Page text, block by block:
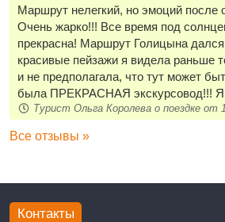
Маршрут нелегкий, но эмоций после
Очень жарко!!! Все время под
прекрасна! Маршрут Голицына
красивые пейзажи я видела раньше
и не предполагала, что тут может
была ПРЕКРАСНАЯ экскурсовод!!! Я
Турист Ольга Королева о поездке от
Все отзывы »
Контакты